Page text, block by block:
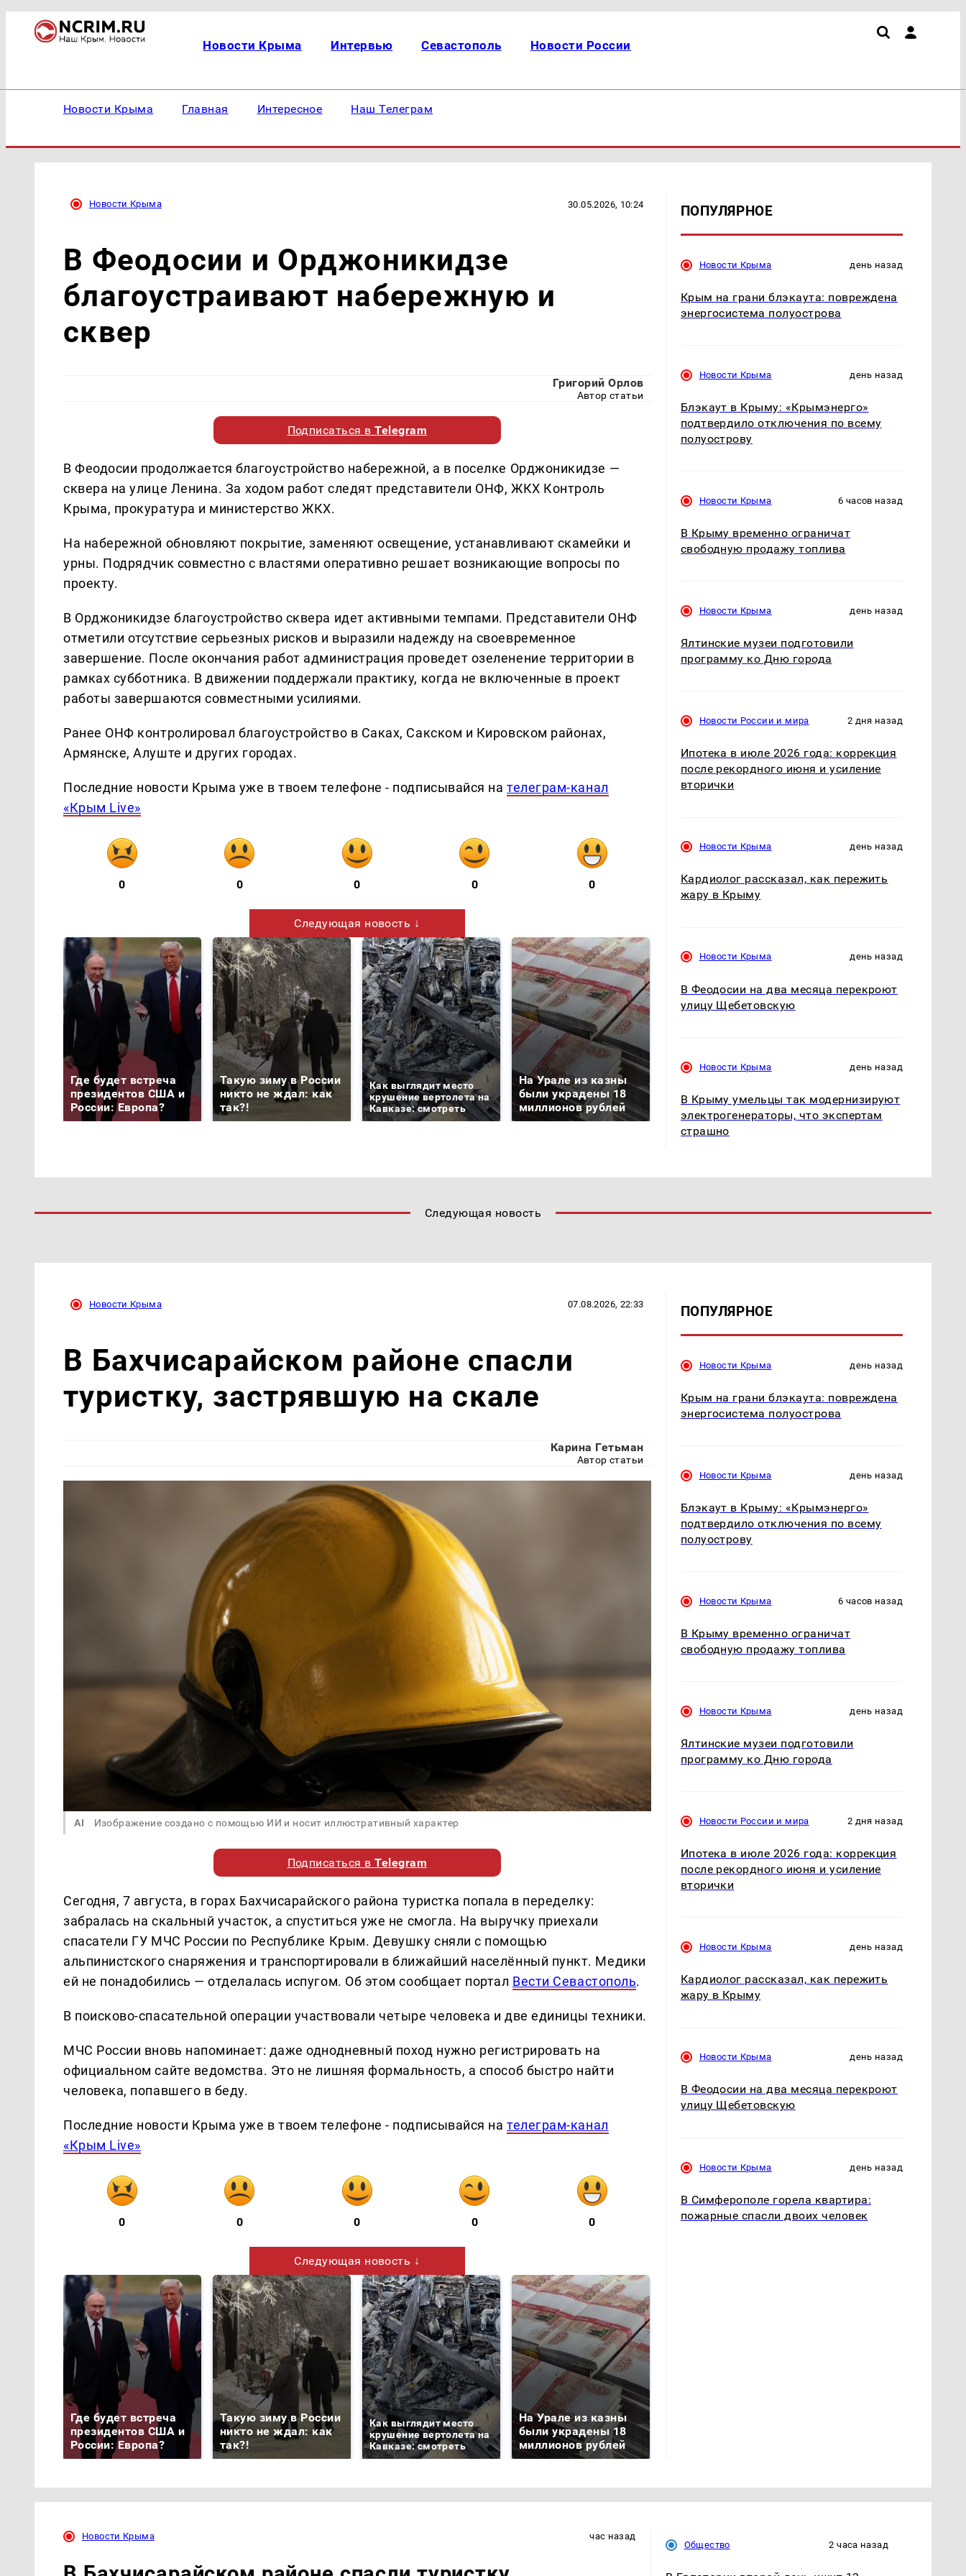
Новости Крыма Интервью Севастополь Новости России
Новости Крыма Главная Интересное Наш Телеграм
Новости Крыма 30.05.2026, 10:24
В Феодосии и Орджоникидзе
благоустраивают набережную и
сквер
Григорий Орлов
Автор статьи
Подписаться вTelegram
В Феодосии продолжается благоустройство набережной, а в поселке Орджоникидзе —
сквера на улице Ленина. За ходом работ следят представители ОНФ, ЖКХ Контроль
Крыма, прокуратура и министерство ЖКХ.
На набережной обновляют покрытие, заменяют освещение, устанавливают скамейки и
урны. Подрядчик совместно с властями оперативно решает возникающие вопросы по
проекту.
В Орджоникидзе благоустройство сквера идет активными темпами. Представители ОНФ
отметили отсутствие серьезных рисков и выразили надежду на своевременное
завершение. После окончания работ администрация проведет озеленение территории в
рамках субботника. В движении поддержали практику, когда не включенные в проект
работы завершаются совместными усилиями.
Ранее ОНФ контролировал благоустройство в Саках, Сакском и Кировском районах,
Армянске, Алуште и других городах.
Последние новости Крыма уже в твоем телефоне - подписывайся нателеграм-канал
«Крым Live»
0 0 0 0 0
Следующая новость ↓
Где будет встреча
президентов США и
России: Европа?
Такую зиму в России
никто не ждал: как
так?!
Как выглядит место
крушение вертолета на
Кавказе: смотреть
На Урале из казны
были украдены 18
миллионов рублей
готовую еду из
магазина: список
криптомиллионера
ПОПУЛЯРНОЕ
Новости Крыма день назад
Крым на грани блэкаута: повреждена
энергосистема полуострова
Новости Крыма день назад
Блэкаут в Крыму: «Крымэнерго»
подтвердило отключения по всему
полуострову
Новости Крыма 6 часов назад
В Крыму временно ограничат
свободную продажу топлива
Новости Крыма день назад
Ялтинские музеи подготовили
программу ко Дню города
Новости России и мира 2 дня назад
Ипотека в июле 2026 года: коррекция
после рекордного июня и усиление
вторички
Новости Крыма день назад
Кардиолог рассказал, как пережить
жару в Крыму
Новости Крыма день назад
В Феодосии на два месяца перекроют
улицу Щебетовскую
Новости Крыма день назад
В Крыму умельцы так модернизируют
электрогенераторы, что экспертам
страшно
Следующая новость
Новости Крыма 07.08.2026, 22:33
В Бахчисарайском районе спасли
туристку, застрявшую на скале
Карина Гетьман
Автор статьи
AI Изображение создано с помощью ИИ и носит иллюстративный характер
Подписаться вTelegram
Сегодня, 7 августа, в горах Бахчисарайского района туристка попала в переделку:
забралась на скальный участок, а спуститься уже не смогла. На выручку приехали
спасатели ГУ МЧС России по Республике Крым. Девушку сняли с помощью
альпинистского снаряжения и транспортировали в ближайший населённый пункт. Медики
ей не понадобились — отделалась испугом. Об этом сообщает портал Вести Севастополь.
В поисково-спасательной операции участвовали четыре человека и две единицы техники.
МЧС России вновь напоминает: даже однодневный поход нужно регистрировать на
официальном сайте ведомства. Это не лишняя формальность, а способ быстро найти
человека, попавшего в беду.
Последние новости Крыма уже в твоем телефоне - подписывайся нателеграм-канал
«Крым Live»
0 0 0 0 0
Следующая новость ↓
Где будет встреча
президентов США и
России: Европа?
Такую зиму в России
никто не ждал: как
так?!
Как выглядит место
крушение вертолета на
Кавказе: смотреть
На Урале из казны
были украдены 18
миллионов рублей
ПОПУЛЯРНОЕ
Новости Крыма день назад
Крым на грани блэкаута: повреждена
энергосистема полуострова
Новости Крыма день назад
Блэкаут в Крыму: «Крымэнерго»
подтвердило отключения по всему
полуострову
Новости Крыма 6 часов назад
В Крыму временно ограничат
свободную продажу топлива
Новости Крыма день назад
Ялтинские музеи подготовили
программу ко Дню города
Новости России и мира 2 дня назад
Ипотека в июле 2026 года: коррекция
после рекордного июня и усиление
вторички
Новости Крыма день назад
Кардиолог рассказал, как пережить
жару в Крыму
Новости Крыма день назад
В Феодосии на два месяца перекроют
улицу Щебетовскую
Новости Крыма день назад
В Симферополе горела квартира:
пожарные спасли двоих человек
Новости Крыма час назад
Общество 2 часа назад